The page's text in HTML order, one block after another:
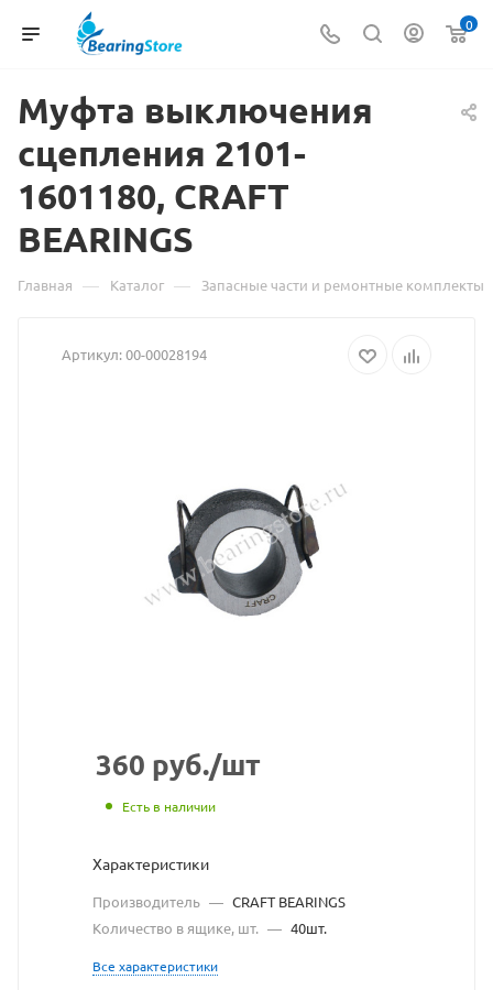
0
Муфта выключения
2101-
сцепления 2101-
1601180, CRAFT
BEARINGS
Главная — Каталог — Запасные части и ремонтные комплекты
Артикул:00-00028194
360 руб./шт
Есть в наличии
Характеристики
Производитель — CRAFT BEARINGS
Количество в ящике, шт. — 40шт.
Все характеристики